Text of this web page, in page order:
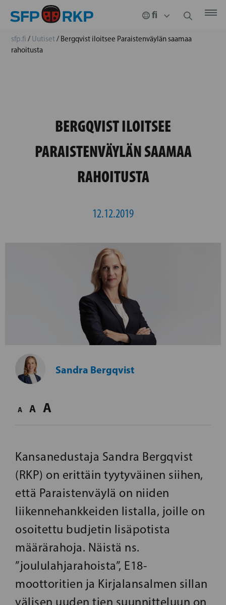
sfp.fi / Uutiset/ Bergqvist iloitsee Paraistenväylän saamaa
rahoitusta
BERGQVIST ILOITSEE
PARAISTENVÄYLÄN SAAMAA
RAHOITUSTA
12.12.2019
Sandra Bergqvist
A A A
Kansanedustaja Sandra Bergqvist
(RKP) on erittäin tyytyväinen siihen,
että Paraistenväylä on niiden
liikennehankkeiden listalla, joille on
osoitettu budjetin lisäpotista
määrärahoja. Näistä ns.
”joululahjarahoista”, E18-
moottoritien ja Kirjalansalmen sillan
välisen uuden tien suunnitteluun on